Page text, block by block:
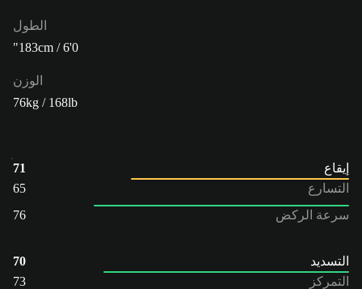
الطول
183cm / 6'0"
الوزن
76kg / 168lb
إيقاع
71
التسارع
65
سرعة الركض
76
التسديد
70
التمركز
73